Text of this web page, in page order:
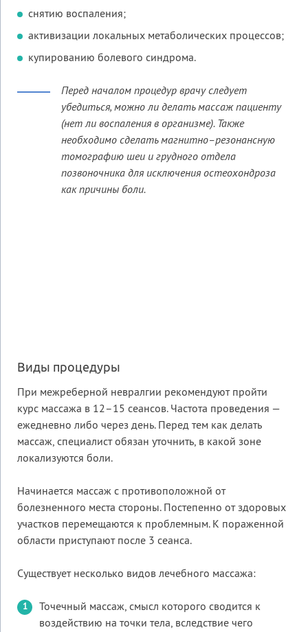
снятию воспаления;
активизации локальных метаболических процессов;
купированию болевого синдрома.
Перед началом процедур врачу следует
убедиться, можно ли делать массаж пациенту
(нет ли воспаления в организме). Также
необходимо сделать магнитно–резонансную
томографию шеи и грудного отдела
позвоночника для исключения остеохондроза
как причины боли.
Виды процедуры
При межреберной невралгии рекомендуют пройти
курс массажа в 12–15 сеансов. Частота проведения —
ежедневно либо через день. Перед тем как делать
массаж, специалист обязан уточнить, в какой зоне
локализуются боли.
Начинается массаж с противоположной от
болезненного места стороны. Постепенно от здоровых
участков перемещаются к проблемным. К пораженной
области приступают после 3 сеанса.
Существует несколько видов лечебного массажа:
Точечный массаж, смысл которого сводится к
воздействию на точки тела, вследствие чего